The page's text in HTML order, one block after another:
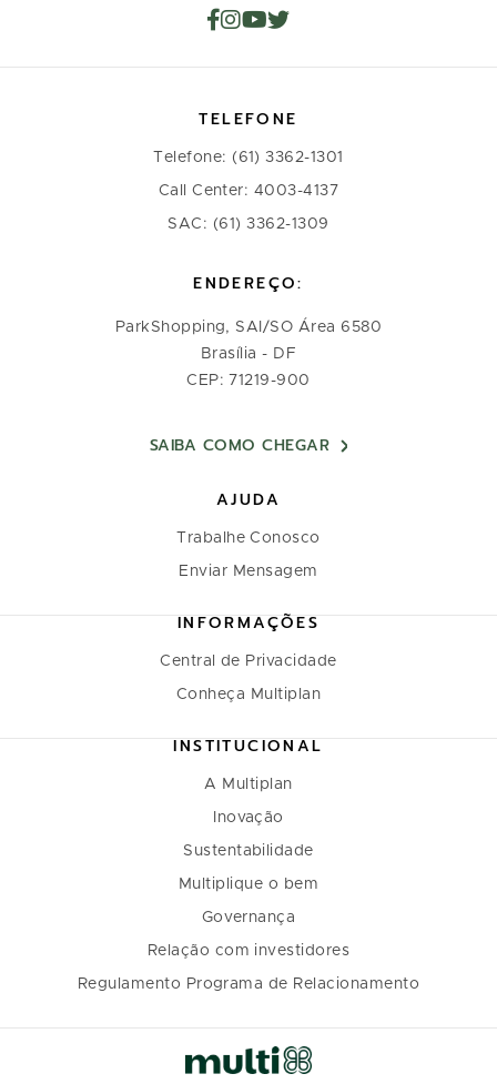
TELEFONE
Telefone: (61) 3362-1301
Call Center: 4003-4137
SAC: (61) 3362-1309
ENDEREÇO:
ParkShopping, SAI/SO Área 6580
Brasília - DF
CEP: 71219-900
SAIBA COMO CHEGAR
AJUDA
Trabalhe Conosco
Enviar Mensagem
INFORMAÇÕES
Central de Privacidade
Conheça Multiplan
INSTITUCIONAL
A Multiplan
Inovação
Sustentabilidade
Multiplique o bem
Governança
Relação com investidores
Regulamento Programa de Relacionamento